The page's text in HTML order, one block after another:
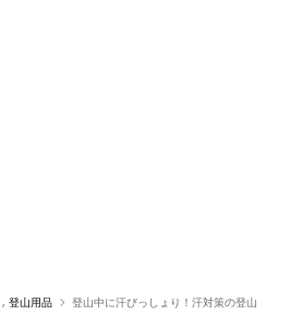
, 登山用品
登山中に汗びっしょり！汗対策の登山